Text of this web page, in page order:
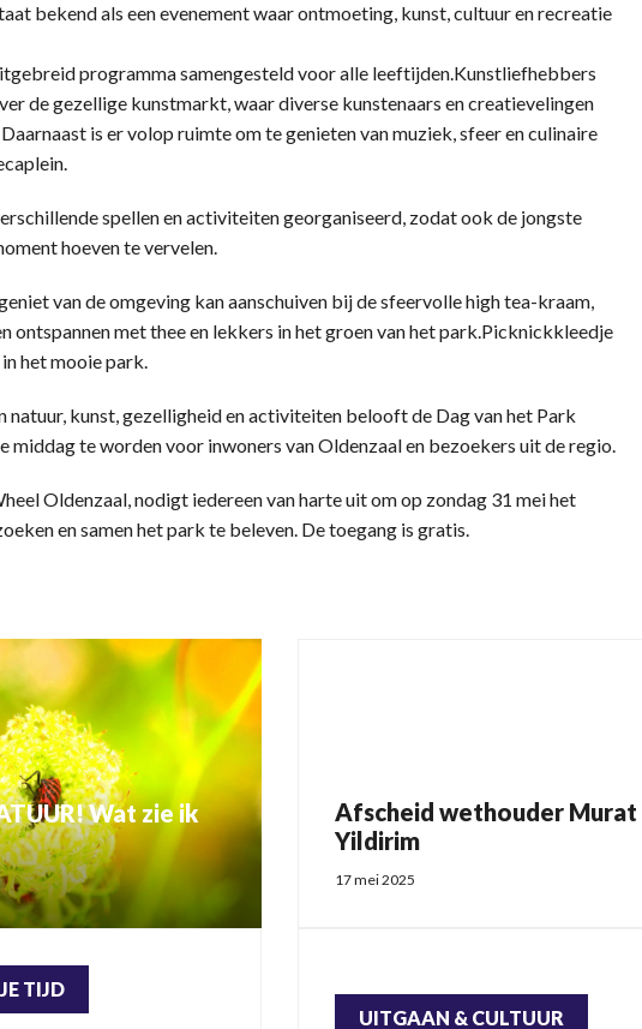
bekend als een evenement waar ontmoeting, kunst, cultuur en recreatie
programma samengesteld voor alle leeftijden.Kunstliefhebbers
de gezellige kunstmarkt, waar diverse kunstenaars en creatievelingen
is er volop ruimte om te genieten van muziek, sfeer en culinaire
spellen en activiteiten georganiseerd, zodat ook de jongste
hoeven te vervelen.
van de omgeving kan aanschuiven bij de sfeervolle high tea-kraam,
ontspannen met thee en lekkers in het groen van het park.Picknickkleedje
het mooie park.
natuur, kunst, gezelligheid en activiteiten belooft de Dag van het Park
middag te worden voor inwoners van Oldenzaal en bezoekers uit de regio.
Oldenzaal, nodigt iedereen van harte uit om op zondag 31 mei het
en samen het park te beleven. De toegang is gratis.
Wat zie ik
Afscheid wethouder Murat
Yildirim
17 mei 2025
TIJD
UITGAAN & CULTUUR